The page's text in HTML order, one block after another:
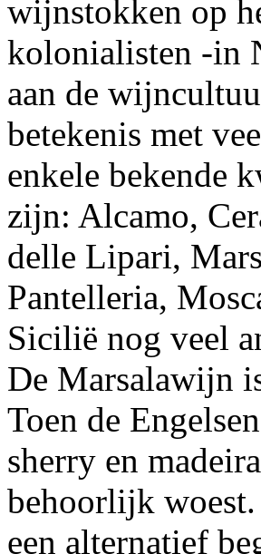
wijnstokken op
kolonialisten -in
aan de
betekenis met
enkele bekende
zijn: Alcamo,
delle Lipari,
Pantelleria,
Sicilië nog veel
De Marsalawijn
Toen de
sherry en
behoorlijk
een alternatief